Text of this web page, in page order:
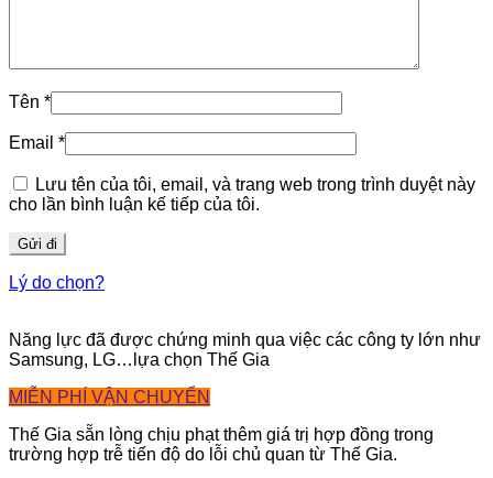
Tên *
Email *
Lưu tên của tôi, email, và trang web trong trình duyệt này
cho lần bình luận kế tiếp của tôi.
Lý do chọn?
Năng lực đã được chứng minh qua việc các công ty lớn như
Samsung, LG…lựa chọn Thế Gia
MIỄN PHÍ VẬN CHUYỂN
Thế Gia sẵn lòng chịu phạt thêm giá trị hợp đồng trong
trường hợp trễ tiến độ do lỗi chủ quan từ Thế Gia.